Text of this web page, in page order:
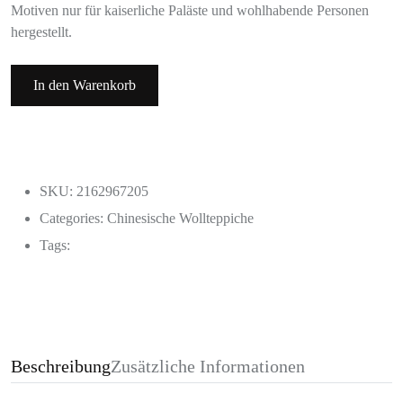
Motiven nur für kaiserliche Paläste und wohlhabende Personen
hergestellt.
In den Warenkorb
SKU: 2162967205
Categories: Chinesische Wollteppiche
Tags:
BeschreibungZusätzliche Informationen